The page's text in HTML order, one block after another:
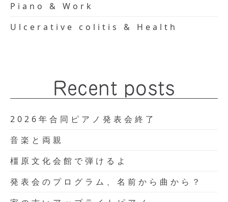
Piano & Work
Ulcerative colitis & Health
Recent posts
2026年合同ピアノ発表会終了
音楽と両親
橿原文化会館で弾けるよ
発表会のプログラム、名前から曲から？